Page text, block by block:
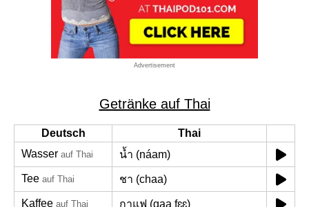
Advertisement
Getränke auf Thai
Deutsch
Thai
Wasser auf Thai น้ำ (náam)
Tee auf Thai ชา (chaa)
Kaffee auf Thai กาแฟ (gaa fɛɛ)